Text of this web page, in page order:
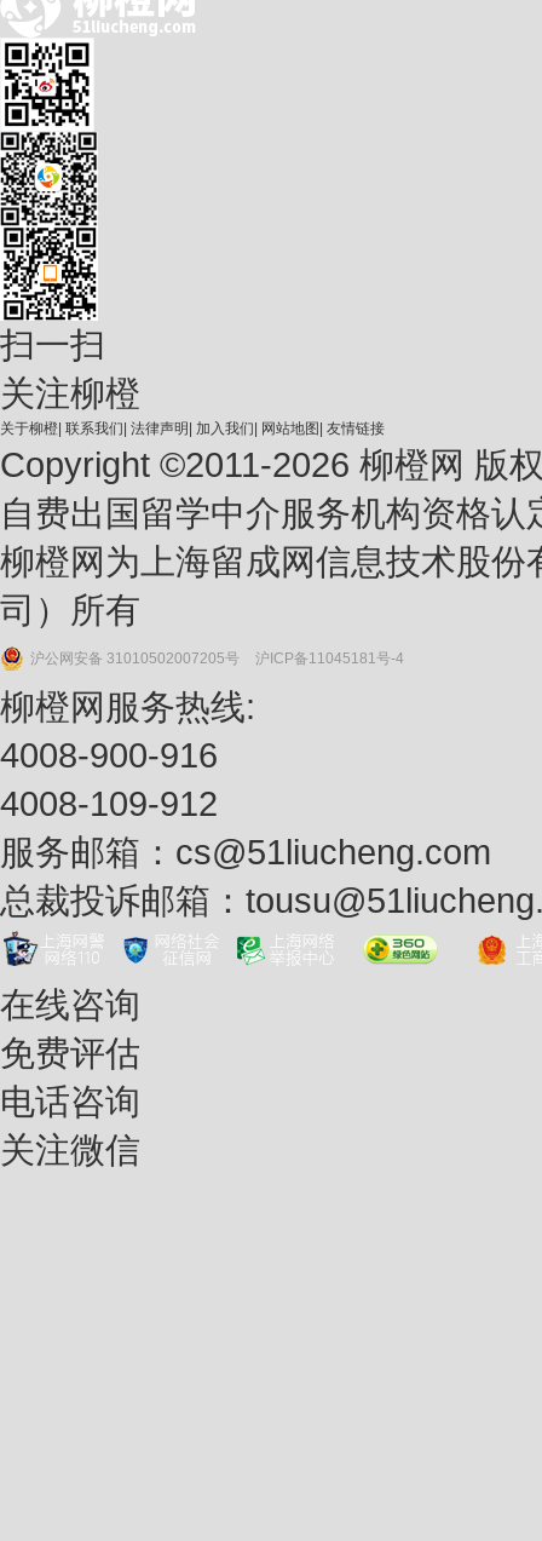
扫一扫
关注柳橙
关于柳橙 联系我们 法律声明 加入我们 网站地图 友情链接
Copyright ©2011-2026 柳橙网 版
自费出国留学中介服务机构资格认
柳橙网为上海留成网信息技术股
司）所有
沪公网安备 31010502007205号 沪ICP备11045181号-4
柳橙网服务热线:
4008-900-916
4008-109-912
服务邮箱： cs@51liucheng.com
总裁投诉邮箱：
在线咨询
免费评估
电话咨询
关注微信